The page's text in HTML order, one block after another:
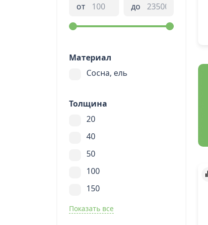
от до
Материал
Сосна, ель
Толщина
20
40
50
100
150
Показать все